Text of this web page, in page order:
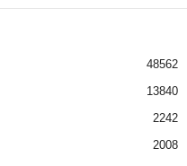
48562
13840
2242
2008